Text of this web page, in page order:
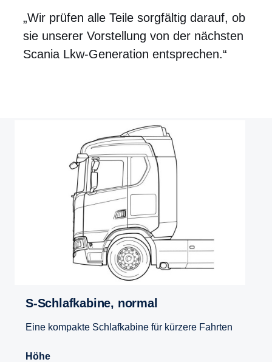
„Wir prüfen alle Teile sorgfältig darauf, ob
sie unserer Vorstellung von der nächsten
Scania Lkw-Generation entsprechen.“
S-​Schlafkabine, normal
Eine kompakte Schlafkabine für kürzere Fahrten
Höhe